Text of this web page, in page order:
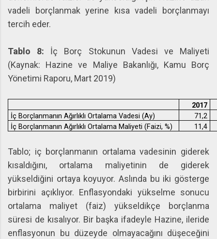
vadeli borçlanmak yerine kısa vadeli borçlanmayı
tercih eder.
Tablo 8: İç Borç Stokunun Vadesi ve Maliyeti
(Kaynak: Hazine ve Maliye Bakanlığı, Kamu Borç
Yönetimi Raporu, Mart 2019)
2017
İç Borçlanmanın Ağırlıklı Ortalama Vadesi (Ay)
71,2
İç Borçlanmanın Ağırlıklı Ortalama Maliyeti (Faizi, %)
11,4
Tablo; iç borçlanmanın ortalama vadesinin giderek
kısaldığını, ortalama maliyetinin de giderek
yükseldiğini ortaya koyuyor. Aslında bu iki gösterge
birbirini açıklıyor. Enflasyondaki yükselme sonucu
ortalama maliyet (faiz) yükseldikçe borçlanma
süresi de kısalıyor. Bir başka ifadeyle Hazine, ileride
enflasyonun bu düzeyde olmayacağını düşeceğini